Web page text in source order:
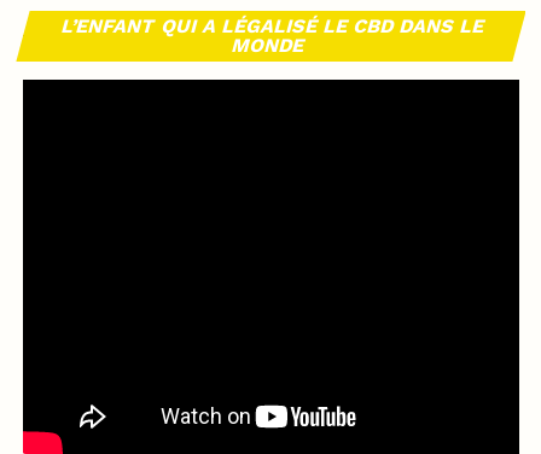
L’ENFANT QUI A LÉGALISÉ LE CBD DANS LE
MONDE